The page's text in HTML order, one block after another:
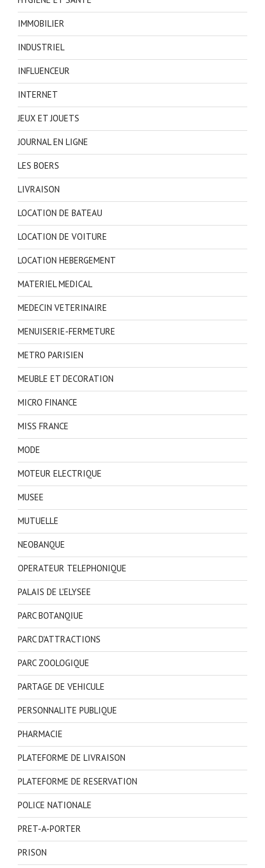
IMMOBILIER
INDUSTRIEL
INFLUENCEUR
INTERNET
JEUX ET JOUETS
JOURNAL EN LIGNE
LES BOERS
LIVRAISON
LOCATION DE BATEAU
LOCATION DE VOITURE
LOCATION HEBERGEMENT
MATERIEL MEDICAL
MEDECIN VETERINAIRE
MENUISERIE-FERMETURE
METRO PARISIEN
MEUBLE ET DECORATION
MICRO FINANCE
MISS FRANCE
MODE
MOTEUR ELECTRIQUE
MUSEE
MUTUELLE
NEOBANQUE
OPERATEUR TELEPHONIQUE
PALAIS DE L'ELYSEE
PARC BOTANQIUE
PARC D'ATTRACTIONS
PARC ZOOLOGIQUE
PARTAGE DE VEHICULE
PERSONNALITE PUBLIQUE
PHARMACIE
PLATEFORME DE LIVRAISON
PLATEFORME DE RESERVATION
POLICE NATIONALE
PRET-A-PORTER
PRISON